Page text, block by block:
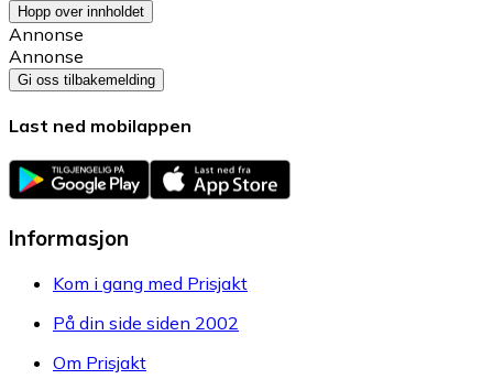
Hopp over innholdet
Annonse
Annonse
Gi oss tilbakemelding
Last ned mobilappen
Informasjon
Kom i gang med Prisjakt
På din side siden 2002
Om Prisjakt